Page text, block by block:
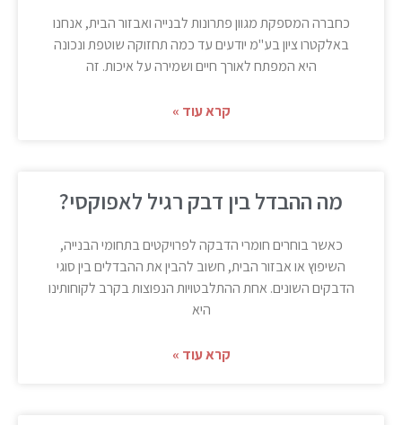
כחברה המספקת מגוון פתרונות לבנייה ואבזור הבית, אנחנו
באלקטרו ציון בע"מ יודעים עד כמה תחזוקה שוטפת ונכונה
היא המפתח לאורך חיים ושמירה על איכות. זה
קרא עוד »
מה ההבדל בין דבק רגיל לאפוקסי?
כאשר בוחרים חומרי הדבקה לפרויקטים בתחומי הבנייה,
השיפוץ או אבזור הבית, חשוב להבין את ההבדלים בין סוגי
הדבקים השונים. אחת ההתלבטויות הנפוצות בקרב לקוחותינו
היא
קרא עוד »